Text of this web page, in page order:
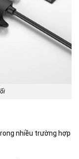
nhiều trường hợp